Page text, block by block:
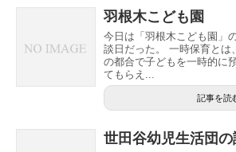
羽根木こども園
今日は「羽根木こども園」
談日だった。 一時保育とは
の都合で子どもを一時的に
てもらえ...
記事を読
世田谷幼児生活団の